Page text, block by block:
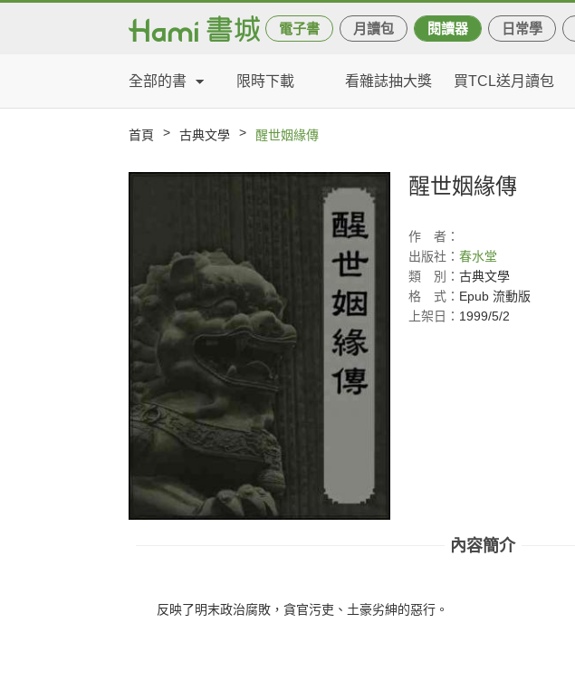
電子書 月讀包 閱讀器 日常學
全部的書 限時下載 看雜誌抽大獎 買TCL送月讀包
首頁 > 古典文學 > 醒世姻緣傳
醒世姻緣傳
作
者：
出版社： 春水堂
類
別： 古典文學
格
式： Epub 流動版
上架日： 1999/5/2
內容簡介
反映了明末政治腐敗，貪官污吏、土豪劣紳的惡行。